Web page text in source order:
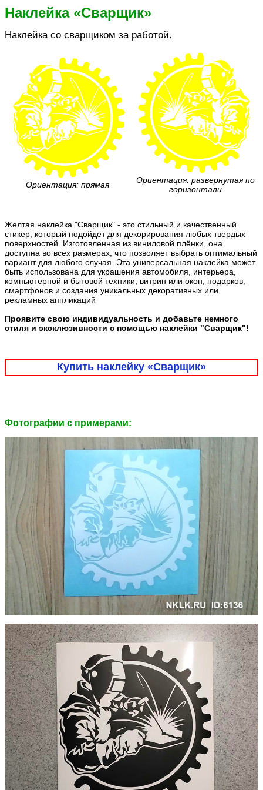
Наклейка «Сварщик»
Наклейка со сварщиком за работой.
Ориентация: прямая
Ориентация: развернутая по
горизонтали
Желтая наклейка "Сварщик" - это стильный и качественный
стикер, который подойдет для декорирования любых твердых
поверхностей. Изготовленная из виниловой плёнки, она
доступна во всех размерах, что позволяет выбрать оптимальный
вариант для любого случая. Эта универсальная наклейка может
быть использована для украшения автомобиля, интерьера,
компьютерной и бытовой техники, витрин или окон, подарков,
смартфонов и создания уникальных декоративных или
рекламных аппликаций
Проявите свою индивидуальность и добавьте немного
стиля и эксклюзивности с помощью наклейки "Сварщик"!
Купить наклейку «Сварщик»
Фотографии c примерами: